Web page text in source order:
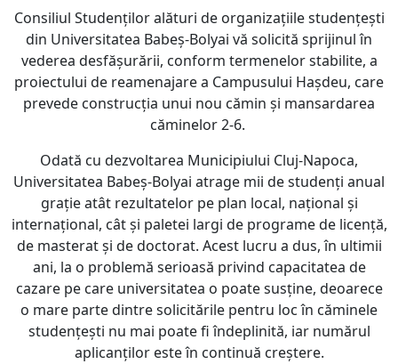
Consiliul Studenților alături de organizațiile studențești
din Universitatea Babeș-Bolyai vă solicită sprijinul în
vederea desfășurării, conform termenelor stabilite, a
proiectului de reamenajare a Campusului Hașdeu, care
prevede construcția unui nou cămin și mansardarea
căminelor 2-6.
Odată cu dezvoltarea Municipiului Cluj-Napoca,
Universitatea Babeș-Bolyai atrage mii de studenți anual
grație atât rezultatelor pe plan local, național și
internațional, cât și paletei largi de programe de licență,
de masterat și de doctorat. Acest lucru a dus, în ultimii
ani, la o problemă serioasă privind capacitatea de
cazare pe care universitatea o poate susține, deoarece
o mare parte dintre solicitările pentru loc în căminele
studențești nu mai poate fi îndeplinită, iar numărul
aplicanților este în continuă creștere.